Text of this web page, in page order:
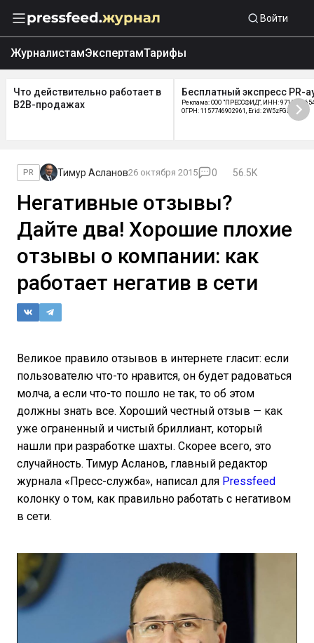
Войти
ЖурналистамЭкспертамТарифы
Что действительно работает в
B2B-продажах
Бесплатный экспресс PR-
Реклама: ООО "ПРЕССФИД", ИНН:
ОГРН: 1157746902961, Erid: 2W5zFGDycPz
PR Тимур Асланов26 октября 2015 0 56.5K
Негативные отзывы?
Дайте два! Хорошие плохие
отзывы о компании: как
работает негатив в сети
Великое правило отзывов в интернете гласит: если
пользователю что-то нравится, он будет радоваться
молча, а если что-то пошло не так, то об этом
должны знать все. Хороший честный отзыв — как
уже ограненный и чистый бриллиант, который
нашли при разработке шахты. Скорее всего, это
случайность. Тимур Асланов, главный редактор
журнала «Пресс-служба», написал для Pressfeed
колонку о том, как правильно работать с негативом
в сети.